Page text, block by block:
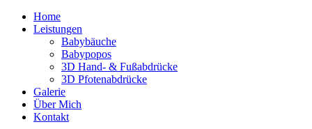
Home
Leistungen
Babybäuche
Babypopos
3D Hand- & Fußabdrücke
3D Pfotenabdrücke
Galerie
Über Mich
Kontakt